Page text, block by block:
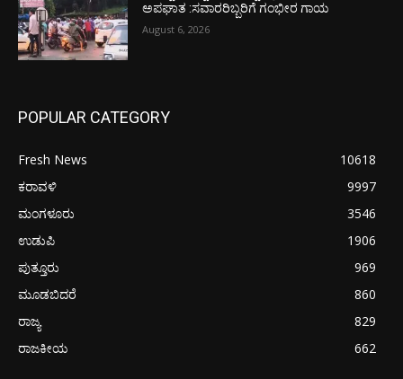
ಅಪಘಾತ :ಸವಾರರಿಬ್ಬರಿಗೆ ಗಂಭೀರ ಗಾಯ
August 6, 2026
POPULAR CATEGORY
Fresh News
10618
ಕರಾವಳಿ
9997
ಮಂಗಳೂರು
3546
ಉಡುಪಿ
1906
ಪುತ್ತೂರು
969
ಮೂಡಬಿದರೆ
860
ರಾಜ್ಯ
829
ರಾಜಕೀಯ
662